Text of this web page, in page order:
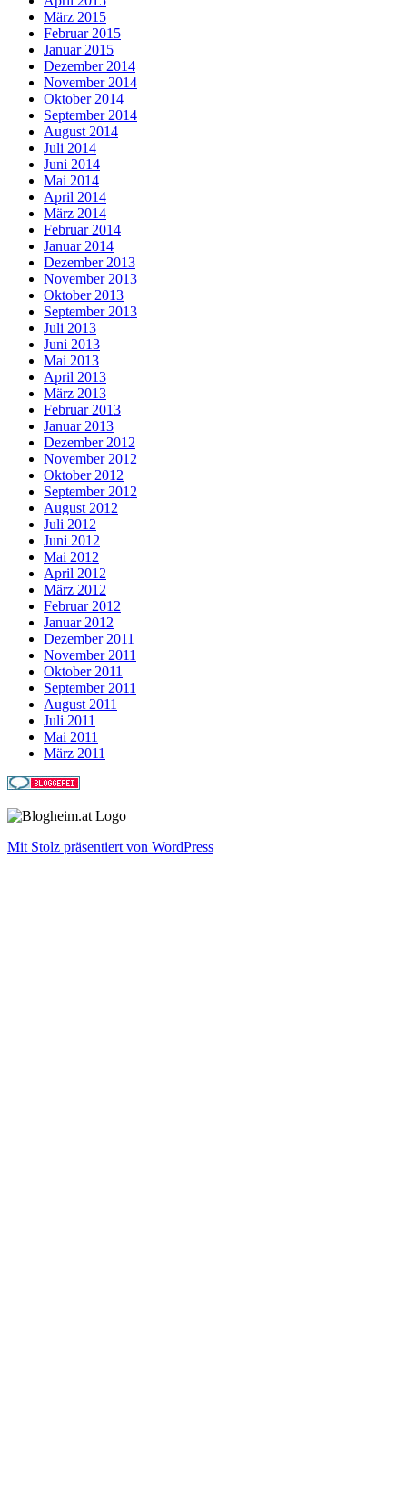
März 2015
Februar 2015
Januar 2015
Dezember 2014
November 2014
Oktober 2014
September 2014
August 2014
Juli 2014
Juni 2014
Mai 2014
April 2014
März 2014
Februar 2014
Januar 2014
Dezember 2013
November 2013
Oktober 2013
September 2013
Juli 2013
Juni 2013
Mai 2013
April 2013
März 2013
Februar 2013
Januar 2013
Dezember 2012
November 2012
Oktober 2012
September 2012
August 2012
Juli 2012
Juni 2012
Mai 2012
April 2012
März 2012
Februar 2012
Januar 2012
Dezember 2011
November 2011
Oktober 2011
September 2011
August 2011
Juli 2011
Mai 2011
März 2011
Mit Stolz präsentiert von WordPress